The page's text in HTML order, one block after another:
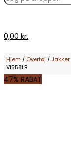
0,00 kr.
Hjem / Overtøj / Jakker
VI558LB
47% RABAT